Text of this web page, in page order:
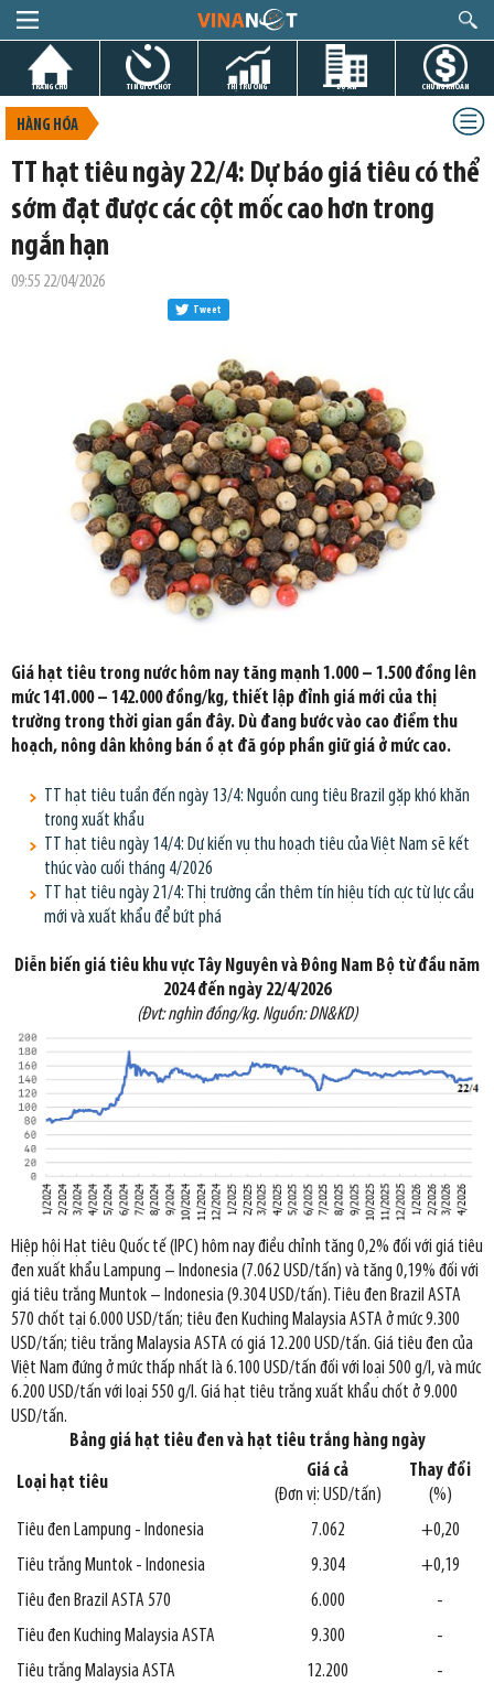
TRANG CHỦ TIN GIỜ CHÓT THỊ TRƯỜNG DỰ ÁN CHỨNG KHOÁN
HÀNG HÓA
TT hạt tiêu ngày 22/4: Dự báo giá tiêu có thể
sớm đạt được các cột mốc cao hơn trong
ngắn hạn
09:55 22/04/2026
Tweet
Giá hạt tiêu trong nước hôm nay tăng mạnh 1.000 – 1.500 đồng lên
mức 141.000 – 142.000 đồng/kg, thiết lập đỉnh giá mới của thị
trường trong thời gian gần đây. Dù đang bước vào cao điểm thu
hoạch, nông dân không bán ồ ạt đã góp phần giữ giá ở mức cao.
TT hạt tiêu tuần đến ngày 13/4: Nguồn cung tiêu Brazil gặp khó khăn
trong xuất khẩu
TT hạt tiêu ngày 14/4: Dự kiến vụ thu hoạch tiêu của Việt Nam sẽ kết
thúc vào cuối tháng 4/2026
TT hạt tiêu ngày 21/4: Thị trường cần thêm tín hiệu tích cực từ lực cầu
mới và xuất khẩu để bứt phá
Diễn biến giá tiêu khu vực Tây Nguyên và Đông Nam Bộ từ đầu năm
2024 đến ngày 22/4/2026
(Đvt: nghìn đồng/kg. Nguồn: DN&KD)
Hiệp hội Hạt tiêu Quốc tế (IPC) hôm nay điều chỉnh tăng 0,2% đối với giá tiêu
đen xuất khẩu Lampung – Indonesia (7.062 USD/tấn) và tăng 0,19% đối với
giá tiêu trắng Muntok – Indonesia (9.304 USD/tấn). Tiêu đen Brazil ASTA
570 chốt tại 6.000 USD/tấn; tiêu đen Kuching Malaysia ASTA ở mức 9.300
USD/tấn; tiêu trắng Malaysia ASTA có giá 12.200 USD/tấn. Giá tiêu đen của
Việt Nam đứng ở mức thấp nhất là 6.100 USD/tấn đối với loại 500 g/l, và mức
6.200 USD/tấn với loại 550 g/l. Giá hạt tiêu trắng xuất khẩu chốt ở 9.000
USD/tấn.
Bảng giá hạt tiêu đen và hạt tiêu trắng hàng ngày
Loại hạt tiêu
Giá cả
(Đơn vị: USD/tấn)
Thay đổi
(%)
Tiêu đen Lampung - Indonesia
7.062
+0,20
Tiêu trắng Muntok - Indonesia
9.304
+0,19
Tiêu đen Brazil ASTA 570
6.000
-
Tiêu đen Kuching Malaysia ASTA
9.300
-
Tiêu trắng Malaysia ASTA
12.200
-